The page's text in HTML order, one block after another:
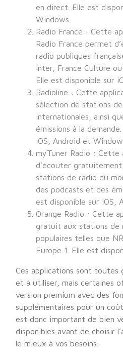
en direct. Elle est
Windows.
Radio France : Cette
Radio France permet
radio publiques
Inter, France Culture
Elle est disponible sur
Radioline : Cette
sélection de stations
internationales, ainsi
émissions à la
iOS, Android et
myTuner Radio : Cette
d’écouter
stations de radio du
des podcasts et des
est disponible sur iOS,
Orange Radio : Cette
gratuit aux stations de
populaires telles que
Europe 1. Elle est
Ces applications sont toutes
et à utiliser, mais certaines
version premium avec des
supplémentaires pour un
est donc important de bien
disponibles avant de choisir
le mieux à vos besoins.